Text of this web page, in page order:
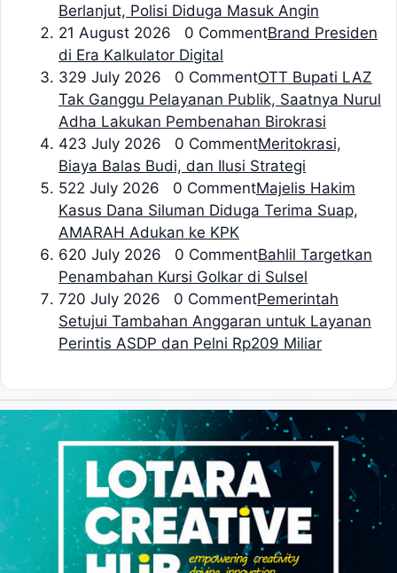
Berlanjut, Polisi Diduga Masuk Angin
21 August 2026 0 CommentBrand Presiden
di Era Kalkulator Digital
329 July 2026 0 CommentOTT Bupati LAZ
Tak Ganggu Pelayanan Publik, Saatnya Nurul
Adha Lakukan Pembenahan Birokrasi
423 July 2026 0 CommentMeritokrasi,
Biaya Balas Budi, dan Ilusi Strategi
522 July 2026 0 CommentMajelis Hakim
Kasus Dana Siluman Diduga Terima Suap,
AMARAH Adukan ke KPK
620 July 2026 0 CommentBahlil Targetkan
Penambahan Kursi Golkar di Sulsel
720 July 2026 0 CommentPemerintah
Setujui Tambahan Anggaran untuk Layanan
Perintis ASDP dan Pelni Rp209 Miliar